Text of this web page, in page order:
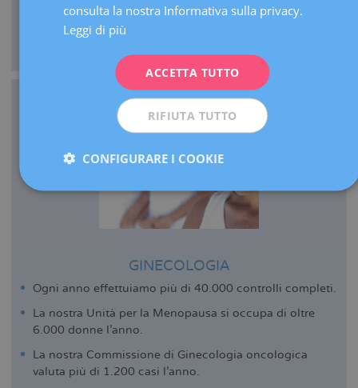
Disponiamo di un’Unità di terapia intensiva (UTI)
neonatale di terzo livello in grado di far fronte a parti
GINECOLOGIA
Ogni anno effettuiamo più di 40.000 controlli completi.
La nostra Unità per la Menopausa si occupa di oltre
6.000 donne l’anno.
La nostra Commissione di Ginecologia oncologica
valuta più di 1.200 casi l’anno.
DEUTSCH
consulta la nostra Informativa sulla privacy.
Leggi di più
ACCETTA TUTTO
RIFIUTA TUTTO
CONFIGURARE I COOKIE